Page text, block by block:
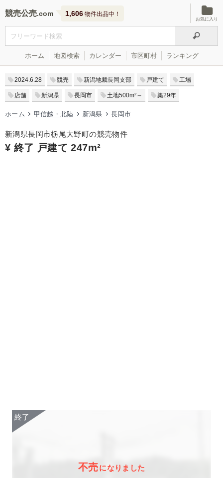
競売公売 1,606 物件出品中！
お気に入り
ホーム 地図検索 カレンダー 市区町村 ランキング
2024.6.28 競売 新潟地裁長岡支部 戸建て 工場
店舗 新潟県 長岡市 土地500m²～ 築29年
ホーム 甲信越・北陸 新潟県 長岡市
新潟県長岡市栃尾大野町の競売物件
¥ 終了 戸建て 247m²
不売になりました